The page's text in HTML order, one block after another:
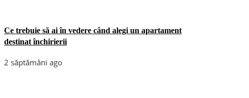
Ce trebuie să ai în vedere când alegi un apartament
destinat închirierii
2 săptămâni ago